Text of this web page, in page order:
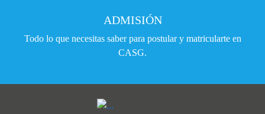
ADMISIÓN
Todo lo que necesitas saber para postular y matricularte en
CASG.